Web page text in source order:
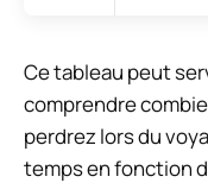
Ce tableau peut
comprendre
perdrez lors du
temps en fonction